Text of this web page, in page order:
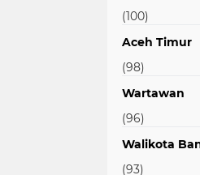
(100)
Aceh Timur
(98)
Wartawan
(96)
Walikota
(93)